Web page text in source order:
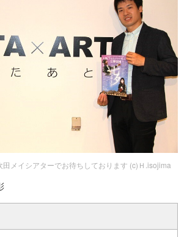
田メイシアターでお待ちしております (c)Ｈ.isojima